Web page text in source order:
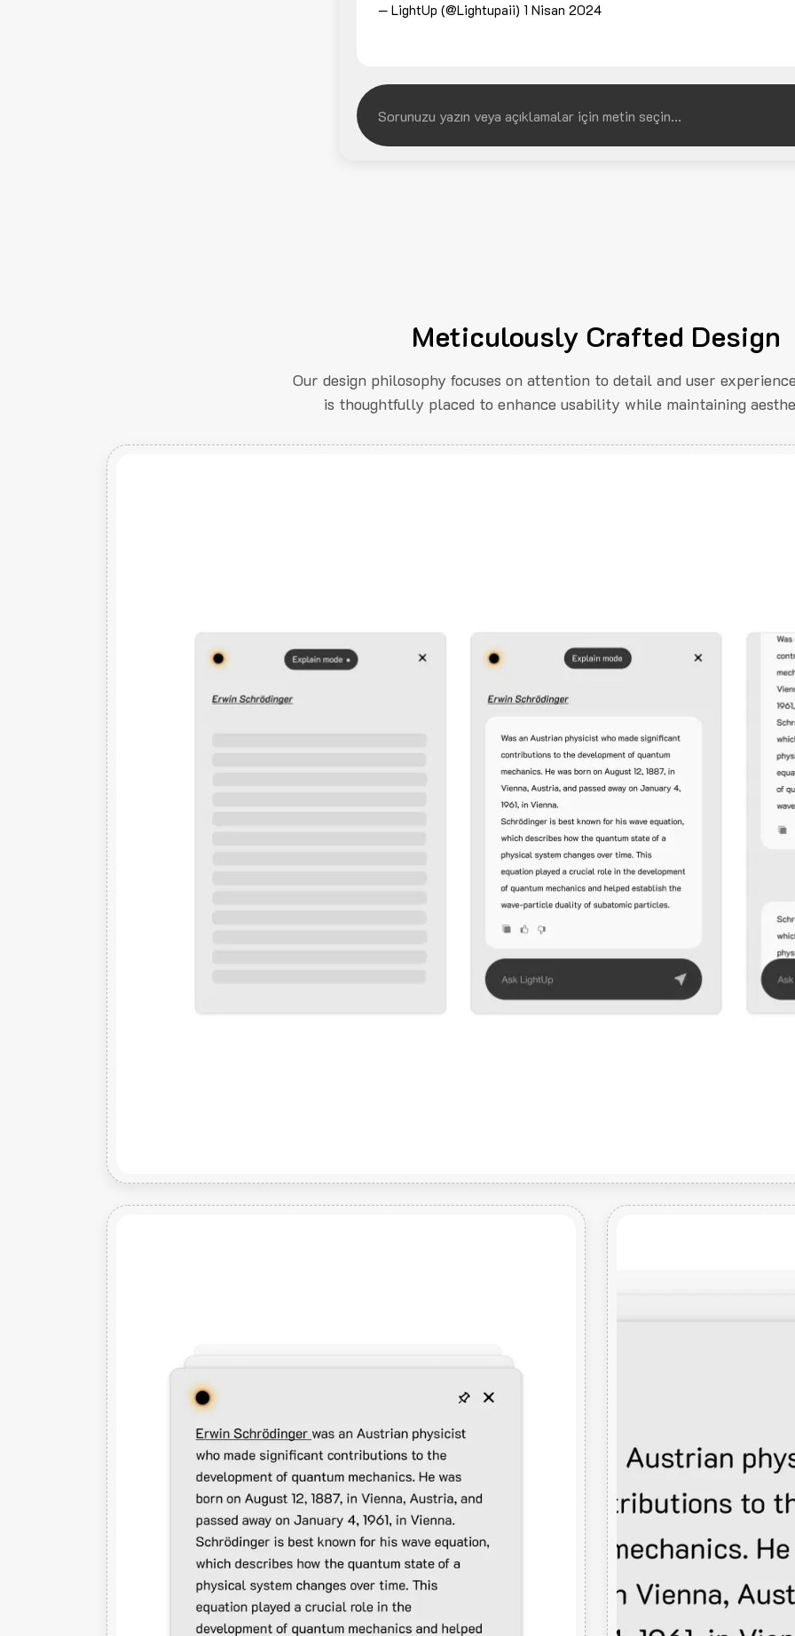
— LightUp (@Lightupaii) 1 Nisan 2024
Meticulously Crafted Design
Our design philosophy focuses on attention to detail and user
is thoughtfully placed to enhance usability while maintaining